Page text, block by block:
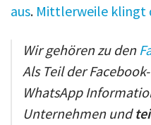
aus. Mittlerweile klingt
Wir gehören zu den
Als Teil der
WhatsApp
Unternehmen und